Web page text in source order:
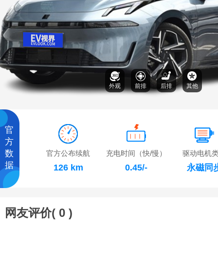
外观 前排 后排 其他
官
方
数
据
官方公布续航
126 km
充电时间（快/慢）
0.45/-
驱动电机
永磁同
网友评价( 0 )